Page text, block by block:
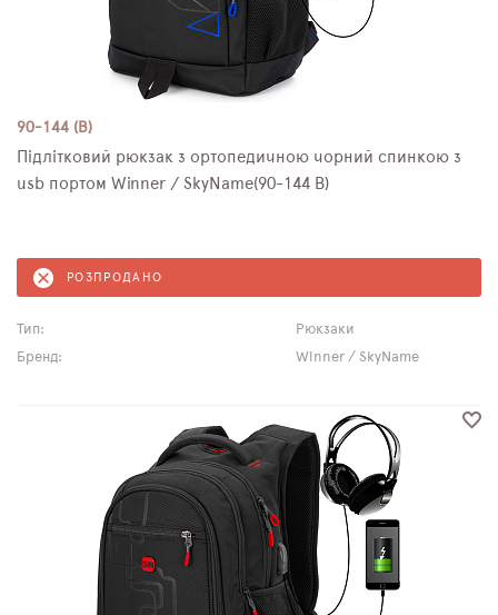
90-144 (B)
Підлітковий рюкзак з ортопедичною чорний спинкою з
usb портом Winner / SkyName(90-144 B)
РОЗПРОДАНО
Тип:
Рюкзаки
Бренд:
Winner / SkyName